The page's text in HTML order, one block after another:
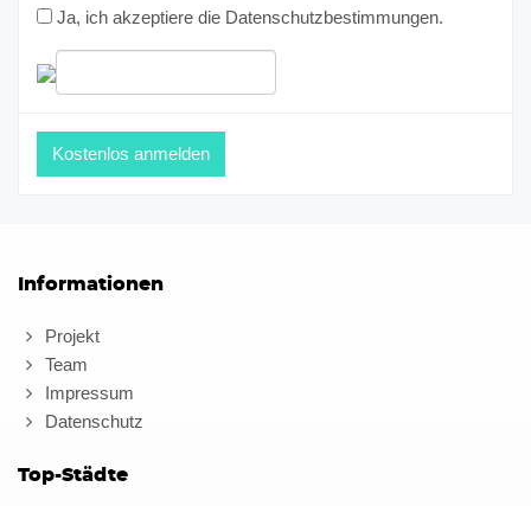
Ja, ich akzeptiere die Datenschutzbestimmungen.
Informationen
Projekt
Team
Impressum
Datenschutz
Top-Städte